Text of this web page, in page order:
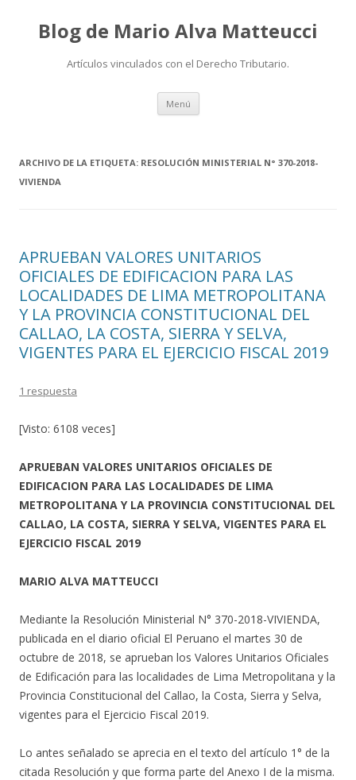
Blog de Mario Alva Matteucci
Artículos vinculados con el Derecho Tributario.
Menú Ir
contenido
ARCHIVO DE LA ETIQUETA: RESOLUCIÓN MINISTERIAL N° 370-2018-
VIVIENDA
APRUEBAN VALORES UNITARIOS
OFICIALES DE EDIFICACION PARA LAS
LOCALIDADES DE LIMA METROPOLITANA
Y LA PROVINCIA CONSTITUCIONAL DEL
CALLAO, LA COSTA, SIERRA Y SELVA,
VIGENTES PARA EL EJERCICIO FISCAL 2019
1 respuesta
[Visto: 6108 veces]
APRUEBAN VALORES UNITARIOS OFICIALES DE
EDIFICACION PARA LAS LOCALIDADES DE LIMA
METROPOLITANA Y LA PROVINCIA CONSTITUCIONAL DEL
CALLAO, LA COSTA, SIERRA Y SELVA, VIGENTES PARA EL
EJERCICIO FISCAL 2019
MARIO ALVA MATTEUCCI
Mediante la Resolución Ministerial N° 370-2018-VIVIENDA,
publicada en el diario oficial El Peruano el martes 30 de
octubre de 2018, se aprueban los Valores Unitarios Oficiales
de Edificación para las localidades de Lima Metropolitana y la
Provincia Constitucional del Callao, la Costa, Sierra y Selva,
vigentes para el Ejercicio Fiscal 2019.
Lo antes señalado se aprecia en el texto del artículo 1° de la
citada Resolución y que forma parte del Anexo I de la misma.